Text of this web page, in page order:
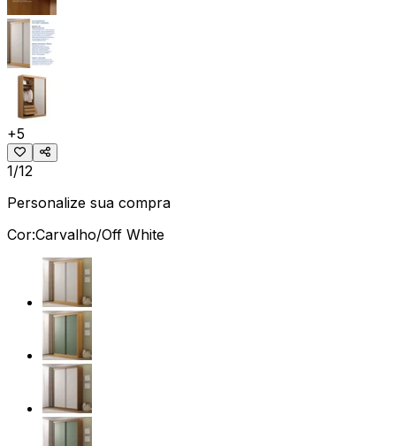
+5
1/12
Personalize sua compra
Cor:Carvalho/Off White